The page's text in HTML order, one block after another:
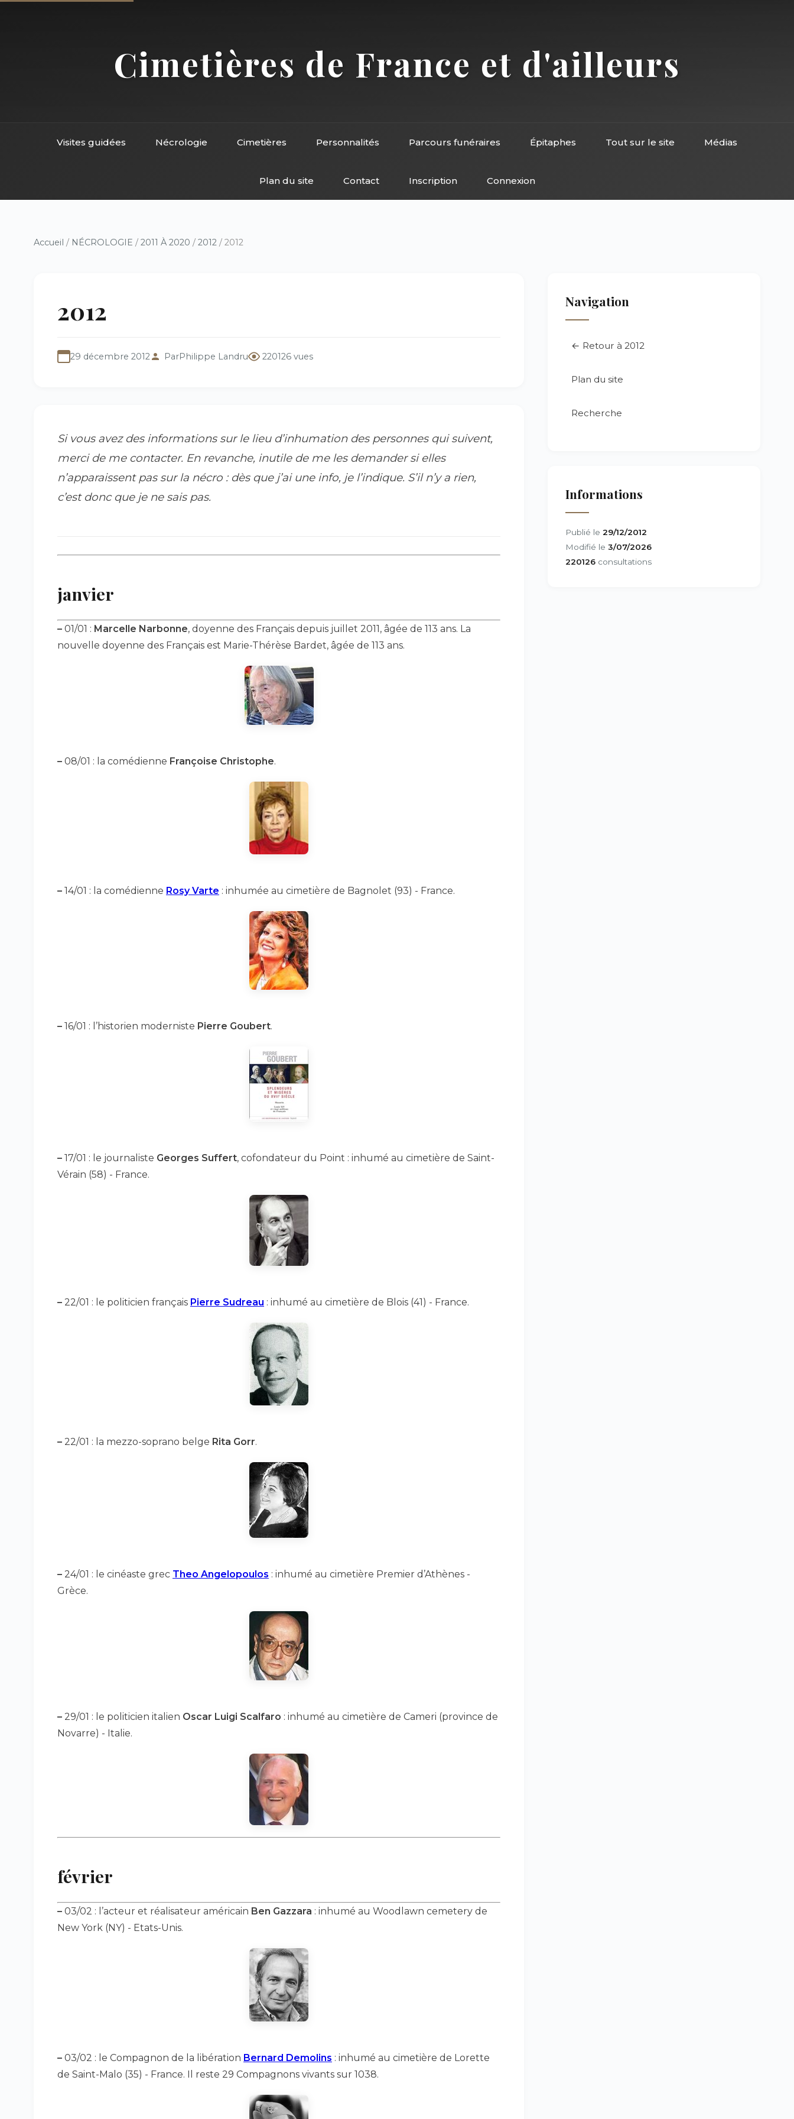
Cimetières de France et d'ailleurs
Visites guidées Nécrologie Cimetières Personnalités Parcours funéraires Épitaphes Tout sur le site Médias
Plan du site Contact Inscription Connexion
Accueil / NÉCROLOGIE / 2011 À 2020 / 2012 / 2012
2012
29 décembre 2012 ParPhilippe Landru 220126 vues
Si vous avez des informations sur le lieu d’inhumation des personnes qui suivent,
merci de me contacter. En revanche, inutile de me les demander si elles
n’apparaissent pas sur la nécro : dès que j’ai une info, je l’indique. S’il n’y a rien,
c’est donc que je ne sais pas.
janvier
– 01/01 : Marcelle Narbonne, doyenne des Français depuis juillet 2011, âgée de 113 ans. La
nouvelle doyenne des Français est Marie-Thérèse Bardet, âgée de 113 ans.
– 08/01 : la comédienne Françoise Christophe.
– 14/01 : la comédienne Rosy Varte : inhumée au cimetière de Bagnolet (93) - France.
– 16/01 : l’historien moderniste Pierre Goubert.
– 17/01 : le journaliste Georges Suffert, cofondateur du Point : inhumé au cimetière de Saint-
Vérain (58) - France.
– 22/01 : le politicien français Pierre Sudreau : inhumé au cimetière de Blois (41) - France.
– 22/01 : la mezzo-soprano belge Rita Gorr.
– 24/01 : le cinéaste grec Theo Angelopoulos : inhumé au cimetière Premier d’Athènes -
Grèce.
– 29/01 : le politicien italien Oscar Luigi Scalfaro : inhumé au cimetière de Cameri (province de
Novarre) - Italie.
février
– 03/02 : l’acteur et réalisateur américain Ben Gazzara : inhumé au Woodlawn cemetery de
New York (NY) - Etats-Unis.
– 03/02 : le Compagnon de la libération Bernard Demolins : inhumé au cimetière de Lorette
de Saint-Malo (35) - France. Il reste 29 Compagnons vivants sur 1038.
Navigation
← Retour à 2012
Plan du site
Recherche
Informations
Publié le 29/12/2012
Modifié le 3/07/2026
220126 consultations